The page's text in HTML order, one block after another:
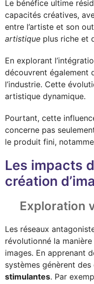
Le bénéfice ultime
capacités créatives,
entre l’artiste et son
artistique plus riche et
En explorant
découvrent également
l’industrie. Cette
artistique dynamique.
Pourtant, cette
concerne pas
le produit fini,
Les impacts
création
Exploration
Les réseaux
révolutionné la
images. En apprenant
systèmes génèrent
stimulantes. Par